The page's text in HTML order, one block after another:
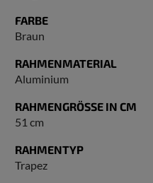
FARBE
Braun
RAHMENMATERIAL
Aluminium
RAHMENGRÖSSE IN CM
51 cm
RAHMENTYP
Trapez